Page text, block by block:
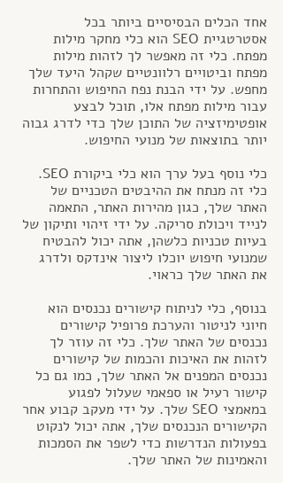
אחד הכלים הבסיסיים ביותר בכל
אסטרטגיית SEO הוא כלי מחקר מילות
מפתח. כלי זה מאפשר לך לזהות מילות
מפתח וביטויים רלוונטיים שקהל היעד שלך
מחפש. על ידי הבנת נפח החיפוש והתחרות
עבור מילות מפתח אלו, תוכל לבצע
אופטימיזציה של התוכן שלך כדי לדרג גבוה
יותר בתוצאות של מנועי החיפוש.
כלי נוסף בעל ערך הוא כלי ביקורת SEO.
כלי זה מנתח את ההיבטים הטכניים של
האתר שלך, כגון מהירות האתר, התאמה
לנייד ויכולת סריקה. על ידי זיהוי ותיקון של
בעיות טכניות כלשהן, אתה יכול להבטיח
שמנועי חיפוש יוכלו ליצור אינדקס ולדרג
את האתר שלך כראוי.
בנוסף, כלי לניתוח קישורים נכנסים הוא
חיוני לניטור והערכת פרופיל קישורים
נכנסים של האתר שלך. כלי זה עוזר לך
לזהות את האיכות והכמות של קישורים
נכנסים המפנים אל האתר שלך, כמו גם כל
קישור רעיל או ספאמי שעלול לפגוע
במאמצי SEO שלך. על ידי מעקב קבוע אחר
הקישורים הנכנסים שלך, אתה יכול לנקוט
בפעולות הנדרשות כדי לשפר את הסמכות
והאמינות של האתר שלך.